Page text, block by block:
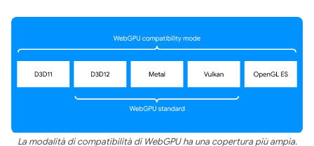
La modalità di compatibilità di WebGPU ha una copertura più ampia.